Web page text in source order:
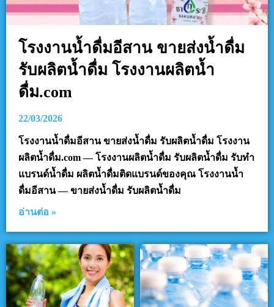
โรงงานน้ำดื่มอีสาน ขายส่งน้ำดื่ม
รับผลิตน้ำดื่ม โรงงานผลิตน้ำ
ดื่ม.com
22/03/2026
โรงงานน้ำดื่มอีสาน ขายส่งน้ำดื่ม รับผลิตน้ำดื่ม โรงงาน
ผลิตน้ำดื่ม.com — โรงงานผลิตน้ำดื่ม รับผลิตน้ำดื่ม รับทำ
แบรนด์น้ำดื่ม ผลิตน้ำดื่มติดแบรนด์ของคุณ โรงงานน้ำ
ดื่มอีสาน — ขายส่งน้ำดื่ม รับผลิตน้ำดื่ม
อ่านต่อ »